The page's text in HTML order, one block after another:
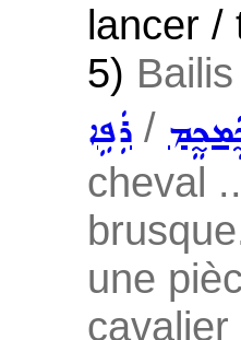
lancer /
5)
ܪܲܦܹܐ /
cheval
une